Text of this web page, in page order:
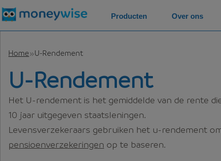
Home U-Rendement
U-Rendement
Het U-rendement is het gemiddelde van de rente
10 jaar uitgegeven staatsleningen.
Levensverzekeraars gebruiken het u-rendement
pensioenverzekeringen op te baseren.
Producten Over ons